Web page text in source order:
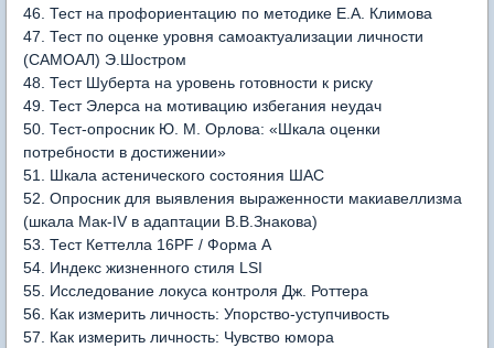
46. Тест на профориентацию по методике Е.А. Климова
47. Тест по оценке уровня самоактуализации личности
(САМОАЛ) Э.Шостром
48. Тест Шуберта на уровень готовности к риску
49. Тест Элерса на мотивацию избегания неудач
50. Тест-опросник Ю. М. Орлова: «Шкала оценки
потребности в достижении»
51. Шкала астенического состояния ШАС
52. Опросник для выявления выраженности макиавеллизма
(шкала Мак-IV в адаптации В.В.Знакова)
53. Тест Кеттелла 16PF / Форма A
54. Индекс жизненного стиля LSI
55. Исследование локуса контроля Дж. Роттера
56. Как измерить личность: Упорство-уступчивость
57. Как измерить личность: Чувство юмора